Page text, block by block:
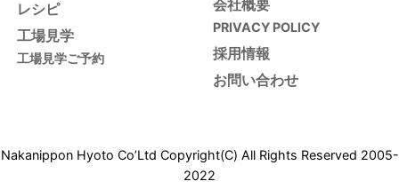
レシピ
工場見学
工場見学ご予約
会社概要
PRIVACY POLICY
採用情報
お問い合わせ
Nakanippon Hyoto Co’Ltd Copyright(C) All Rights Reserved 2005-
2022